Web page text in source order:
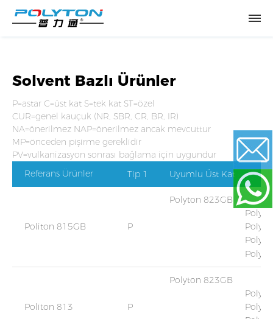
Solvent Bazlı Ürünler
P=astar C=üst kat S=tek kat ST=özel
CUR=genel kauçuk (NR, SBR, CR, BR, IR)
NA=önerilmez NAP=önerilmez ancak mevcuttur
MP=önceden pişirme gereklidir
PV=vulkanizasyon sonrası bağlama için uygundur
Referans Ürünler
Tip 1 Uyumlu Üst Kat
Politon 815GB P
Polyton 823GB
Polyton
Polyton
Polyton
Polyton
Politon 813 P
Polyton 823GB
Polyton
Polyton
Email
WhatsApp